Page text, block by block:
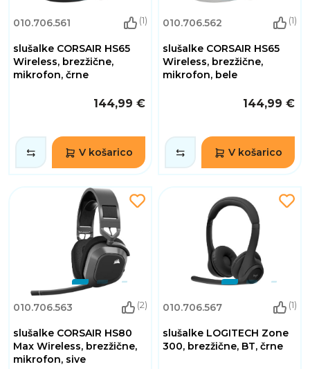
010.706.561 (1)
slušalke CORSAIR HS65
Wireless, brezžične,
mikrofon, črne
144,99 €
V košarico
010.706.562 (1)
slušalke CORSAIR HS65
Wireless, brezžične,
mikrofon, bele
144,99 €
V košarico
010.706.563 (2)
slušalke CORSAIR HS80
Max Wireless, brezžične,
mikrofon, sive
010.706.567 (1)
slušalke LOGITECH Zone
300, brezžične, BT, črne